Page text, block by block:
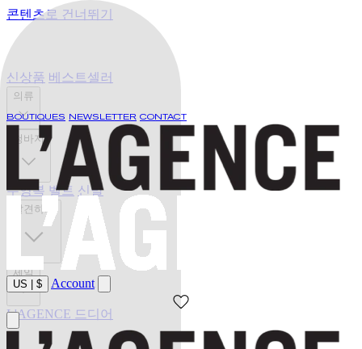
콘텐츠로 건너뛰기
BOUTIQUES NEWSLETTER CONTACT
US $ Account
신상품 베스트셀러
의류
청바지
수영복 벨트 신발
발견하기
세일
L'AGENCE 드디어